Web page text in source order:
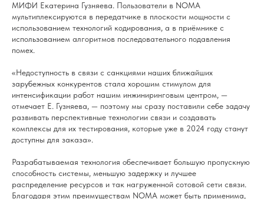
МИФИ Екатерина Гузняева. Пользователи в NOMA
мультиплексируются в передатчике в плоскости мощности с
использованием технологий кодирования, а в приёмнике с
использованием алгоритмов последовательного подавления
помех.
«Недоступность в связи с санкциями наших ближайших
зарубежных конкурентов стала хорошим стимулом для
интенсификации работ нашим инжиниринговым центром, —
отмечает Е. Гузняева, — поэтому мы сразу поставили себе задачу
развивать перспективные технологии связи и создавать
комплексы для их тестирования, которые уже в 2024 году станут
доступны для заказа».
Разрабатываемая технология обеспечивает большую пропускную
способность системы, меньшую задержку и лучшее
распределение ресурсов и так нагруженной сотовой сети связи.
Благодаря этим преимуществам NOMA может быть применима,